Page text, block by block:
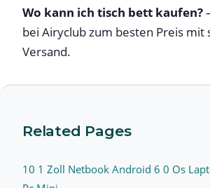
Wo kann ich tisch bett kaufen?
bei Airyclub zum besten Preis mit
Versand.
Related Pages
10 1 Zoll Netbook Android 6 0 Os